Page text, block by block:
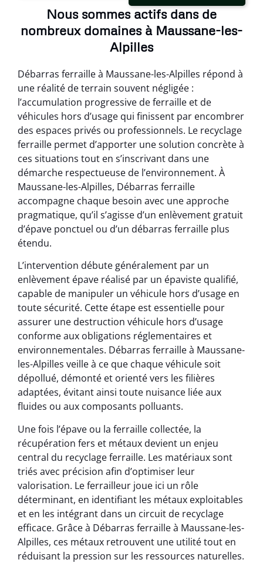
Nous sommes actifs dans de
nombreux domaines à Maussane-les-
Alpilles
Débarras ferraille à Maussane-les-Alpilles répond à
une réalité de terrain souvent négligée :
l’accumulation progressive de ferraille et de
véhicules hors d’usage qui finissent par encombrer
des espaces privés ou professionnels. Le recyclage
ferraille permet d’apporter une solution concrète à
ces situations tout en s’inscrivant dans une
démarche respectueuse de l’environnement. À
Maussane-les-Alpilles, Débarras ferraille
accompagne chaque besoin avec une approche
pragmatique, qu’il s’agisse d’un enlèvement gratuit
d’épave ponctuel ou d’un débarras ferraille plus
étendu.
L’intervention débute généralement par un
enlèvement épave réalisé par un épaviste qualifié,
capable de manipuler un véhicule hors d’usage en
toute sécurité. Cette étape est essentielle pour
assurer une destruction véhicule hors d’usage
conforme aux obligations réglementaires et
environnementales. Débarras ferraille à Maussane-
les-Alpilles veille à ce que chaque véhicule soit
dépollué, démonté et orienté vers les filières
adaptées, évitant ainsi toute nuisance liée aux
fluides ou aux composants polluants.
Une fois l’épave ou la ferraille collectée, la
récupération fers et métaux devient un enjeu
central du recyclage ferraille. Les matériaux sont
triés avec précision afin d’optimiser leur
valorisation. Le ferrailleur joue ici un rôle
déterminant, en identifiant les métaux exploitables
et en les intégrant dans un circuit de recyclage
efficace. Grâce à Débarras ferraille à Maussane-les-
Alpilles, ces métaux retrouvent une utilité tout en
réduisant la pression sur les ressources naturelles.